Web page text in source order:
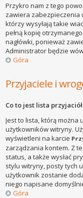
Przykro nam z tego
zawiera zabezpieczenia
którzy wysyłają takie
pełną kopię
nagłówki, ponieważ
Administrator będzie
Góra
Przyjaciele i
Co to jest lista
Jest to lista, którą można
użytkowników witryny.
wyświetleni na karcie
zarządzania kontem. Z
status, a także wysłać
stylu witryny, posty tych
użytkownik zostanie
niego napisane
Góra